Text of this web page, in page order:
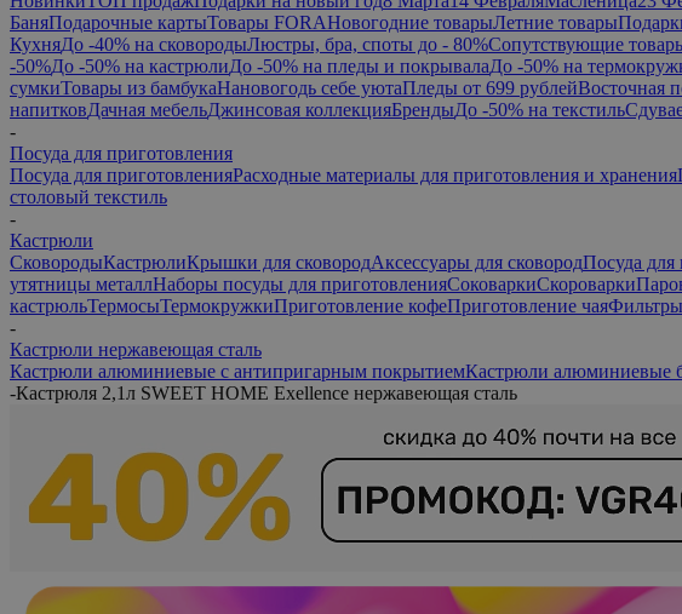
БаняПодарочные картыТовары FORAНовогодние товарыЛетние товары
КухняДо -40% на сковородыЛюстры, бра, споты до - 80%Сопутствующие
-50%До -50% на кастрюлиДо -50% на пледы и покрывалаДо -50% на
сумкиТовары из бамбукаНановогодь себе уютаПледы от 699 рублейВосточная
напитковДачная мебельДжинсовая коллекцияБрендыДо -50% на текстиль
-
Посуда для приготовления
Посуда для приготовленияРасходные материалы для приготовления и хранения
столовый текстиль
-
Кастрюли
СковородыКастрюлиКрышки для сковородАксессуары для сковородПосуда для
утятницы металлНаборы посуды для приготовленияСоковаркиСкороварки
кастрюльТермосыТермокружкиПриготовление кофеПриготовление чая
-
Кастрюли нержавеющая сталь
Кастрюли алюминиевые с антипригарным покрытиемКастрюли алюминиевые
-Кастрюля 2,1л SWEET HOME Exellence нержавеющая сталь